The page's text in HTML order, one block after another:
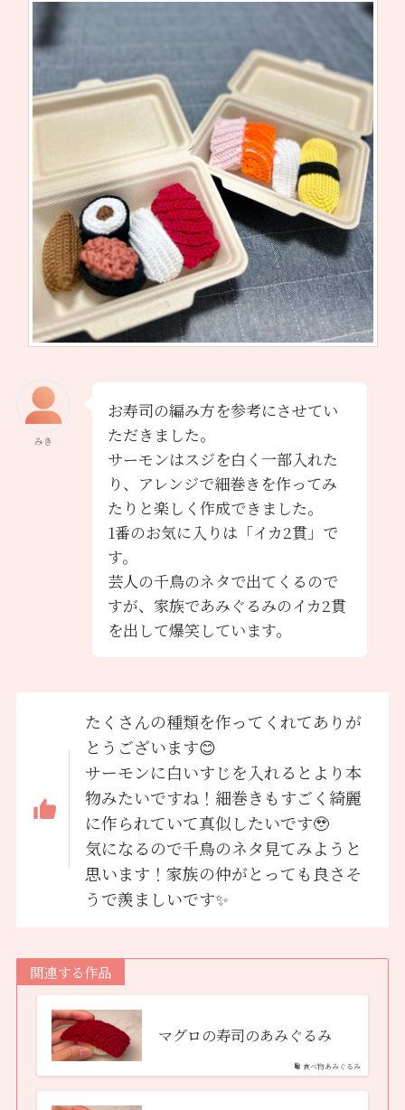
みき
お寿司の編み方を参考にさせてい
ただきました。
サーモンはスジを白く一部入れた
り、アレンジで細巻きを作ってみ
たりと楽しく作成できました。
1番のお気に入りは「イカ2貫」で
す。
芸人の千鳥のネタで出てくるので
すが、家族であみぐるみのイカ2貫
を出して爆笑しています。
たくさんの種類を作ってくれてありが
とうございます😊
サーモンに白いすじを入れるとより本
物みたいですね！細巻きもすごく綺麗
に作られていて真似したいです🥹
気になるので千鳥のネタ見てみようと
思います！家族の仲がとっても良さそ
うで羨ましいです✨
関連する作品
食べ物あみぐるみ
マグロの寿司のあみぐるみ